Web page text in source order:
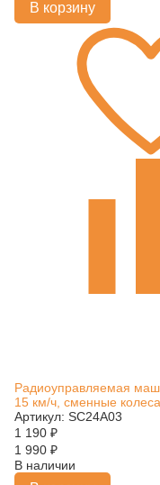
В корзину
Радиоуправляемая
15 км/ч, сменные
Артикул: SC24A03
1 190 ₽
1 990 ₽
В наличии